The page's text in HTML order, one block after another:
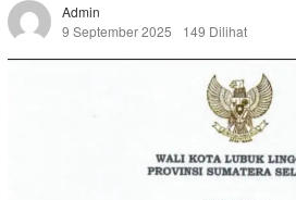
Admin
9 September 2025
149 Dilihat